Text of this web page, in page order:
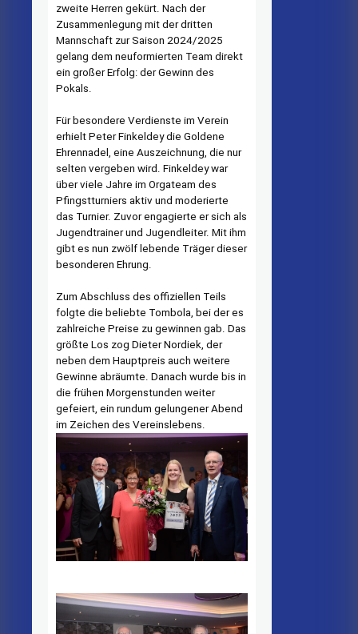
zweite Herren gekürt. Nach der
Zusammenlegung mit der dritten
Mannschaft zur Saison 2024/2025
gelang dem neuformierten Team direkt
ein großer Erfolg: der Gewinn des
Pokals.
Für besondere Verdienste im Verein
erhielt Peter Finkeldey die Goldene
Ehrennadel, eine Auszeichnung, die nur
selten vergeben wird. Finkeldey war
über viele Jahre im Orgateam des
Pfingstturniers aktiv und moderierte
das Turnier. Zuvor engagierte er sich als
Jugendtrainer und Jugendleiter. Mit ihm
gibt es nun zwölf lebende Träger dieser
besonderen Ehrung.
Zum Abschluss des offiziellen Teils
folgte die beliebte Tombola, bei der es
zahlreiche Preise zu gewinnen gab. Das
größte Los zog Dieter Nordiek, der
neben dem Hauptpreis auch weitere
Gewinne abräumte. Danach wurde bis in
die frühen Morgenstunden weiter
gefeiert, ein rundum gelungener Abend
im Zeichen des Vereinslebens.